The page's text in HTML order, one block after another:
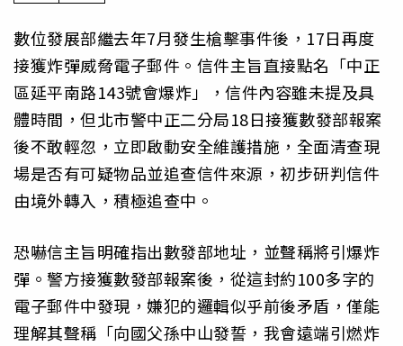
數位發展部繼去年7月發生槍擊事件後，17日再度
接獲炸彈威脅電子郵件。信件主旨直接點名「中正
區延平南路143號會爆炸」，信件內容雖未提及具
體時間，但北市警中正二分局18日接獲數發部報案
後不敢輕忽，立即啟動安全維護措施，全面清查現
場是否有可疑物品並追查信件來源，初步研判信件
由境外轉入，積極追查中。
恐嚇信主旨明確指出數發部地址，並聲稱將引爆炸
彈。警方接獲數發部報案後，從這封約100多字的
電子郵件中發現，嫌犯的邏輯似乎前後矛盾，僅能
理解其聲稱「向國父孫中山發誓，我會遠端引燃炸